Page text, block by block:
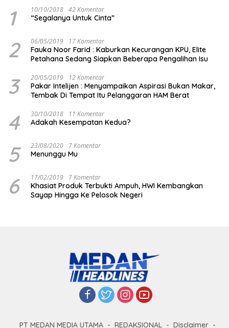
1 10/10/2018 42 Komentar
“Segalanya Untuk Cinta”
2 06/05/2019 17 Komentar
Fauka Noor Farid : Kaburkan Kecurangan KPU, Elite
Petahana Sedang Siapkan Beberapa Pengalihan Isu
3 20/05/2019 12 Komentar
Pakar Intelijen : Menyampaikan Aspirasi Bukan Makar,
Tembak Di Tempat Itu Pelanggaran HAM Berat
4 30/10/2018 11 Komentar
Adakah Kesempatan Kedua?
5 23/08/2020 7 Komentar
Menunggu Mu
6 17/02/2019 7 Komentar
Khasiat Produk Terbukti Ampuh, HWI Kembangkan
Sayap Hingga Ke Pelosok Negeri
PT MEDAN MEDIA UTAMA REDAKSIONAL Disclaimer